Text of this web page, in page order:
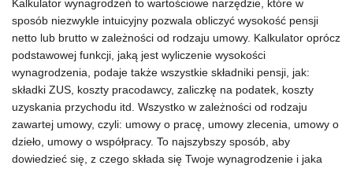
Kalkulator wynagrodzeń to wartościowe narzędzie, które w
sposób niezwykle intuicyjny pozwala obliczyć wysokość pensji
netto lub brutto w zależności od rodzaju umowy. Kalkulator oprócz
podstawowej funkcji, jaką jest wyliczenie wysokości
wynagrodzenia, podaje także wszystkie składniki pensji, jak:
składki ZUS, koszty pracodawcy, zaliczkę na podatek, koszty
uzyskania przychodu itd. Wszystko w zależności od rodzaju
zawartej umowy, czyli: umowy o pracę, umowy zlecenia, umowy o
dzieło, umowy o współpracy. To najszybszy sposób, aby
dowiedzieć się, z czego składa się Twoje wynagrodzenie i jaka